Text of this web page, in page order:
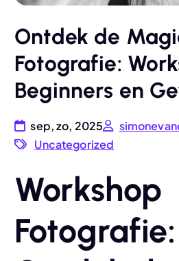
Ontdek de
Fotografie:
Beginners en
sep, zo, 2025
Uncategorized
Workshop
Fotografie: